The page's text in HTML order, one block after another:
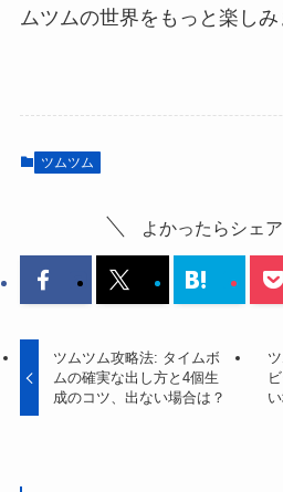
ムツムの世界をもっと楽しみ
ツムツム
よかったらシェ
ツムツム攻略法: タイムボ
ムの確実な出し方と4個生
成のコツ、出ない場合は？